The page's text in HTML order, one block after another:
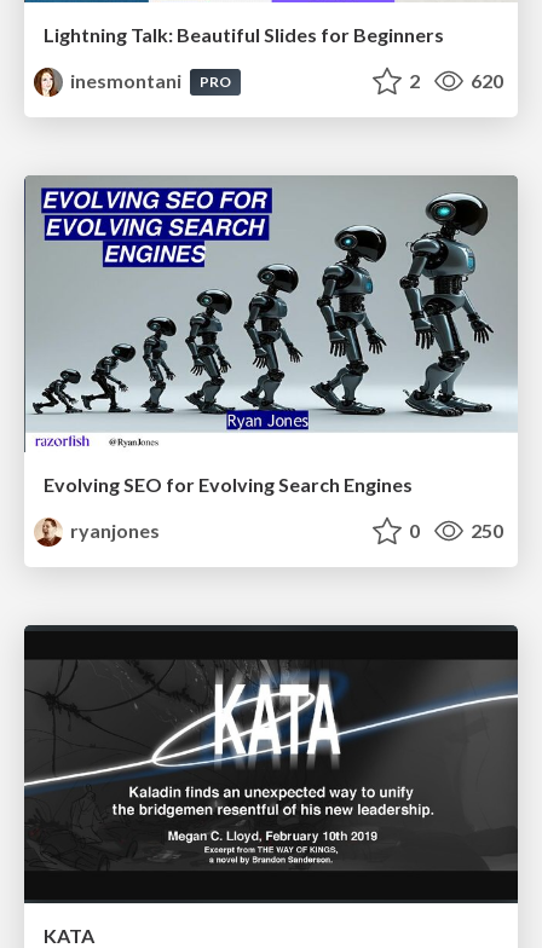
Lightning Talk: Beautiful Slides for Beginners
inesmontani
PRO 2 620
Evolving SEO for Evolving Search Engines
ryanjones
0 250
KATA